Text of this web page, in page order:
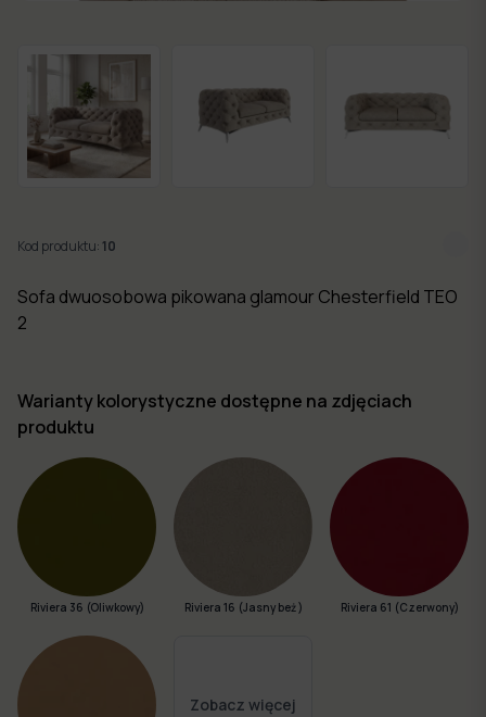
dni
Nowości
Kolekcje
mebli
Kod produktu:10
Sofa dwuosobowa pikowana glamour Chesterfield TEO
2
Warianty kolorystyczne dostępne na zdjęciach
produktu
Riviera 36 (Oliwkowy) Riviera 16 (Jasny beż ) Riviera 61 (Czerwony)
Zobacz więcej